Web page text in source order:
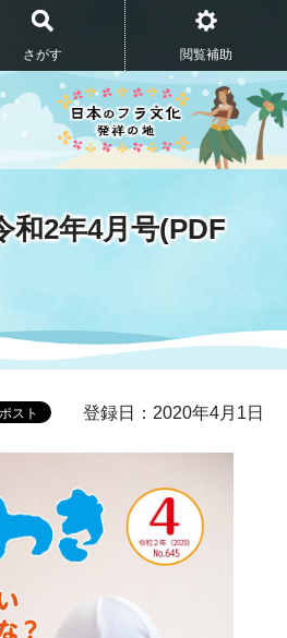
さがす 閲覧補助
和2年4月号(PDF
登録日：2020年4月1日